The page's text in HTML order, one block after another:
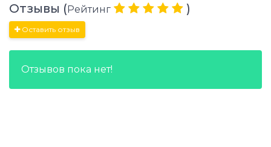
Отзывы (Рейтинг )
Оставить отзыв
Отзывов пока нет!